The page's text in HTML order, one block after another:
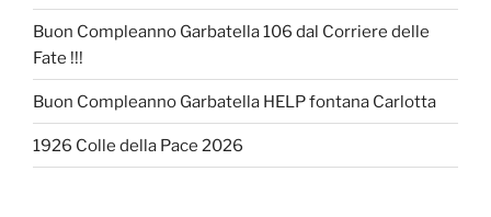
Buon Compleanno Garbatella 106 dal Corriere delle
Fate !!!
Buon Compleanno Garbatella HELP fontana Carlotta
1926 Colle della Pace 2026